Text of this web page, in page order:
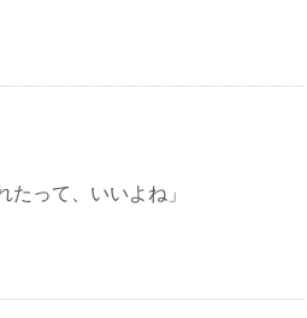
って、いいよね」